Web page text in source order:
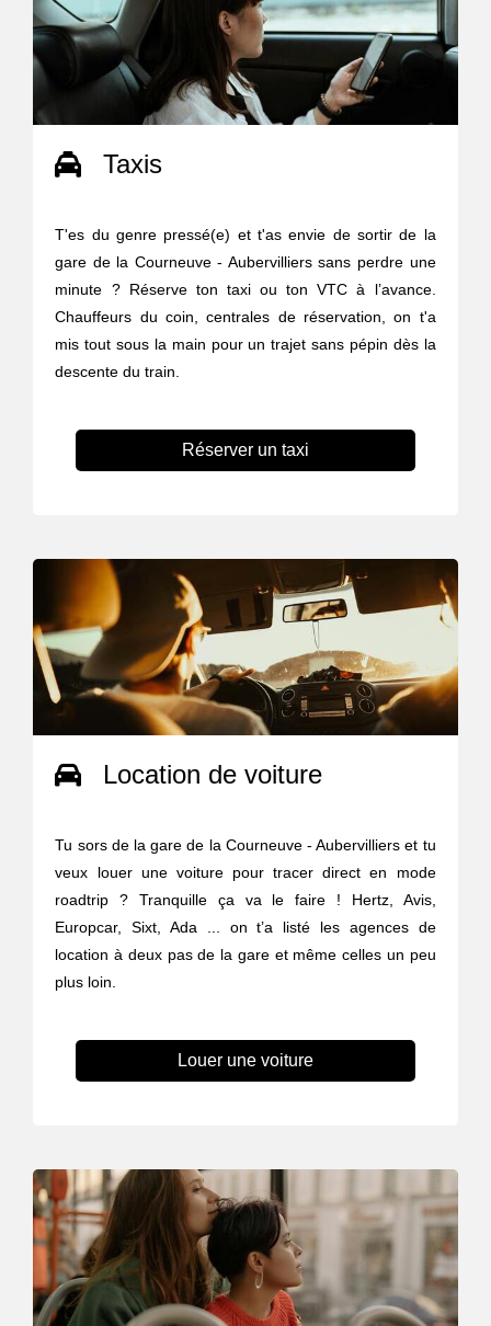
Taxis
T'es du genre pressé(e) et t'as envie de sortir de la
gare de la Courneuve - Aubervilliers sans perdre une
minute ? Réserve ton taxi ou ton VTC à l’avance.
Chauffeurs du coin, centrales de réservation, on t'a
mis tout sous la main pour un trajet sans pépin dès la
descente du train.
Réserver un taxi
Location de voiture
Tu sors de la gare de la Courneuve - Aubervilliers et tu
veux louer une voiture pour tracer direct en mode
roadtrip ? Tranquille ça va le faire ! Hertz, Avis,
Europcar, Sixt, Ada ... on t’a listé les agences de
location à deux pas de la gare et même celles un peu
plus loin.
Louer une voiture